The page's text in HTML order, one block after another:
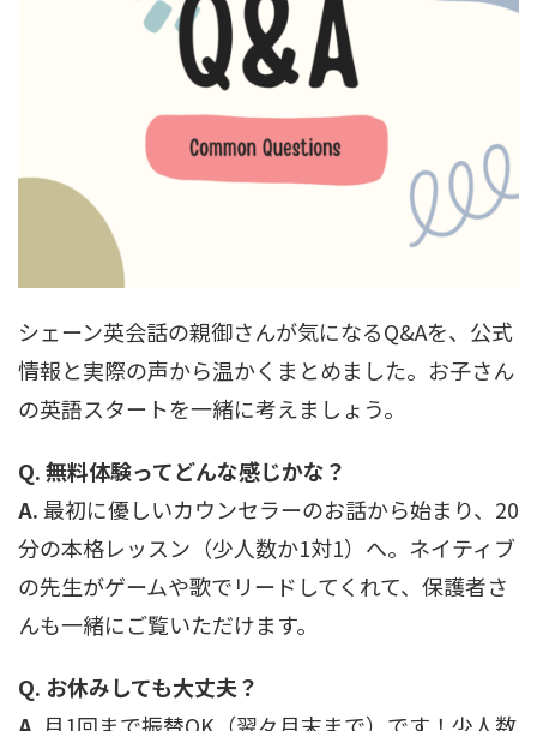
シェーン英会話の親御さんが気になるQ&Aを、公式
情報と実際の声から温かくまとめました。お子さん
の英語スタートを一緒に考えましょう。
Q. 無料体験ってどんな感じかな？
A.最初に優しいカウンセラーのお話から始まり、20
分の本格レッスン（少人数か1対1）へ。ネイティブ
の先生がゲームや歌でリードしてくれて、保護者さ
んも一緒にご覧いただけます。​
Q. お休みしても大丈夫？
A. 月1回まで振替OK（翌々月末まで）です！少人数